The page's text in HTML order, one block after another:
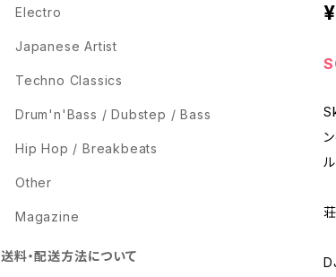
ル
Electro
Japanese Artist
Techno Classics
Drum'n'Bass / Dubstep / Bass
Hip Hop / Breakbeats
Other
Magazine
送料・配送方法について